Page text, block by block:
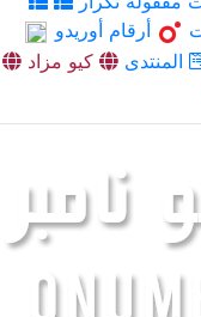
أرقام أوريدو
المنتدى
كيو مزاد